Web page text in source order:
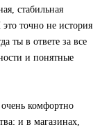
стабильная
точно не история
ты в ответе за все
и понятные
комфортно
и в магазинах,